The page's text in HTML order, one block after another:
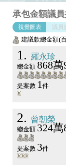
承包金額議
視覺圖表 議員
建議款總金額(
1 羅永珍
總金額 868萬
提案數 1 件
2 曾朝榮
總金額324萬
提案數 3件